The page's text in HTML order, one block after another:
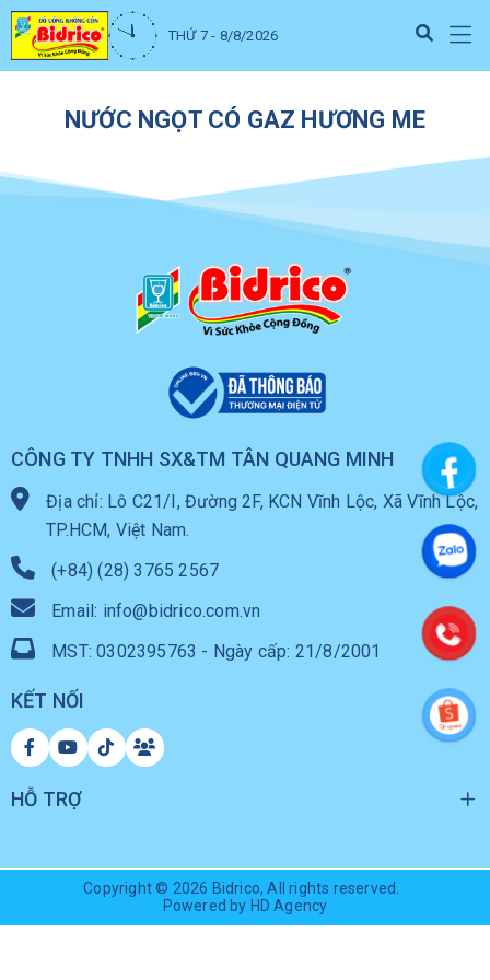
THỨ 7 - 8/8/2026
NƯỚC NGỌT CÓ GAZ HƯƠNG ME
CÔNG TY TNHH SX&TM TÂN QUANG MINH
Địa chỉ: Lô C21/I, Đường 2F, KCN Vĩnh Lộc, Xã Vĩnh Lộc,
TP.HCM, Việt Nam.
(+84) (28) 3765 2567
Email: info@bidrico.com.vn
MST: 0302395763 - Ngày cấp: 21/8/2001
KẾT NỐI
HỖ TRỢ
Copyright © 2026 Bidrico, All rights reserved.
Powered by HD Agency